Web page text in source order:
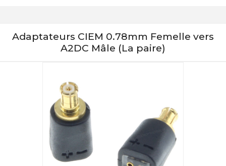
Adaptateurs CIEM 0.78mm Femelle vers
A2DC Mâle (La paire)